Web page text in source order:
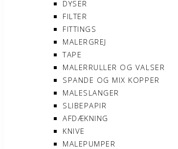
DYSER
FILTER
FITTINGS
MALERGREJ
TAPE
MALERRULLER OG VALSER
SPANDE OG MIX KOPPER
MALESLANGER
SLIBEPAPIR
AFDÆKNING
KNIVE
MALEPUMPER